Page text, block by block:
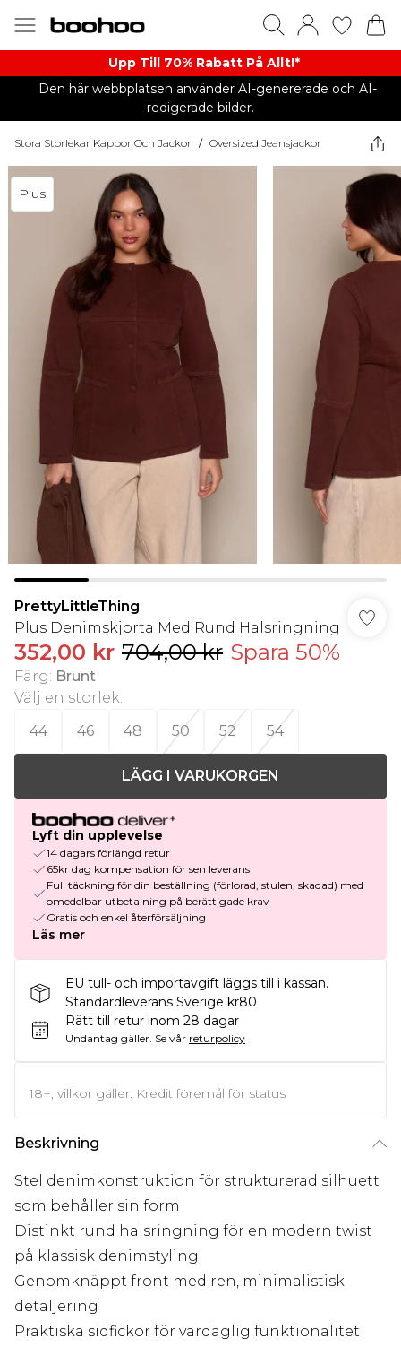
Upp Till 70% Rabatt På Allt!*
Den här webbplatsen använder AI-genererade och AI-
redigerade bilder.
Stora Storlekar Kappor Och Jackor / Oversized Jeansjackor
Plus
PrettyLittleThing
Plus Denimskjorta Med Rund Halsringning
352,00 kr 704,00 kr Spara 50%
Färg: Brunt
Välj en storlek:
44
46 48 50 52 54
LÄGG I VARUKORGEN
Lyft din upplevelse
14 dagars förlängd retur
65kr dag kompensation för sen leverans
Full täckning för din beställning (förlorad, stulen, skadad) med
omedelbar utbetalning på berättigade krav
Gratis och enkel återförsäljning
Läs mer
EU tull- och importavgift läggs till i kassan.
Standardleverans Sverige kr80
Rätt till retur inom 28 dagar
Undantag gäller. Se vår returpolicy
18+, villkor gäller. Kredit föremål för status
Beskrivning
Stel denimkonstruktion för strukturerad silhuett
som behåller sin form
Distinkt rund halsringning för en modern twist
på klassisk denimstyling
Genomknäppt front med ren, minimalistisk
detaljering
Praktiska sidfickor för vardaglig funktionalitet